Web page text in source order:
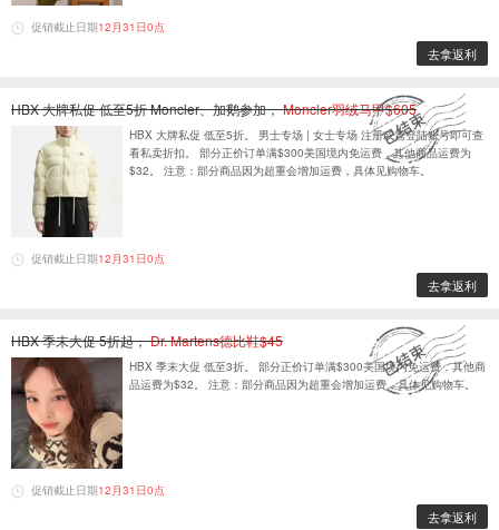
促销截止日期12月31日0点
去拿返利
HBX 大牌私促 低至5折 Moncler、加鹅参加，Moncler羽绒马甲$605
HBX 大牌私促 低至5折。 男士专场 | 女士专场 注册或需登陆账号即可查
看私卖折扣。 部分正价订单满$300美国境内免运费，其他商品运费为
$32。 注意：部分商品因为超重会增加运费，具体见购物车。
促销截止日期12月31日0点
去拿返利
HBX 季末大促 5折起，Dr. Martens德比鞋$45
HBX 季末大促 低至3折。 部分正价订单满$300美国境内免运费，其他商
品运费为$32。 注意：部分商品因为超重会增加运费，具体见购物车。
促销截止日期12月31日0点
去拿返利